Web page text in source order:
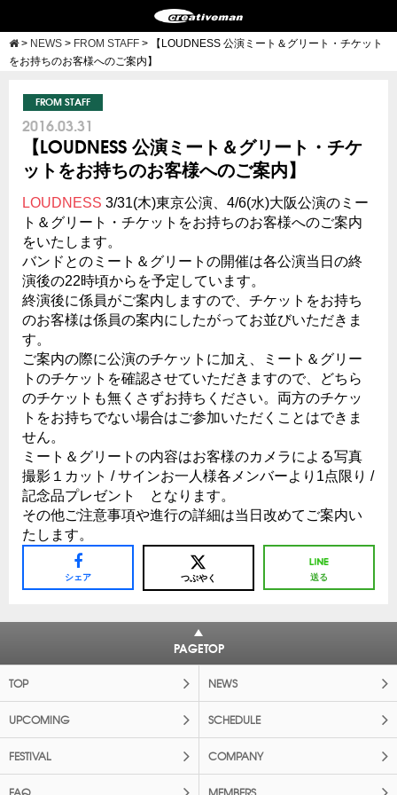
> NEWS > FROM STAFF >
【LOUDNESS 公演ミート＆グリート・チケット
をお持ちのお客様へのご案内】
FROM STAFF
2016.03.31
【LOUDNESS 公演ミート＆グリート・チケ
ットをお持ちのお客様へのご案内】
LOUDNESS 3/31(木)東京公演、4/6(水)大阪公演のミー
ト＆グリート・チケットをお持ちのお客様へのご案内
をいたします。
バンドとのミート＆グリートの開催は各公演当日の終
演後の22時頃からを予定しています。
終演後に係員がご案内しますので、チケットをお持ち
のお客様は係員の案内にしたがってお並びいただきま
す。
ご案内の際に公演のチケットに加え、ミート＆グリー
トのチケットを確認させていただきますので、どちら
のチケットも無くさずお持ちください。両方のチケッ
トをお持ちでない場合はご参加いただくことはできま
せん。
ミート＆グリートの内容はお客様のカメラによる写真
撮影１カット / サインお一人様各メンバーより1点限り /
記念品プレゼント となります。
その他ご注意事項や進行の詳細は当日改めてご案内い
たします。
シェア つぶやく 送る
PAGETOP
TOP NEWS
UPCOMING SCHEDULE
FESTIVAL COMPANY